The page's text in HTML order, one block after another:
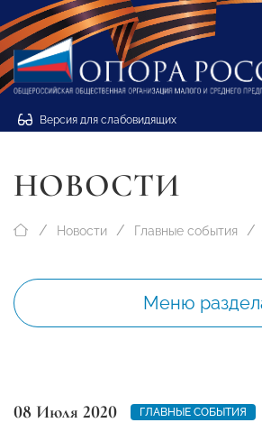
Версия для слабовидящих
НОВОСТИ
Новости Главные события
Меню
08 Июля 2020 ГЛАВНЫЕ СОБЫТИЯ